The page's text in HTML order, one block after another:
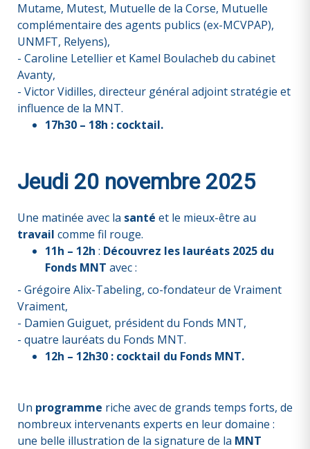
Mutame, Mutest, Mutuelle de la Corse, Mutuelle
complémentaire des agents publics (ex-MCVPAP),
UNMFT, Relyens),
- Caroline Letellier et Kamel Boulacheb du cabinet
Avanty,
- Victor Vidilles, directeur général adjoint stratégie et
influence de la MNT.
17h30 – 18h : cocktail.
Jeudi 20 novembre 2025
Une matinée avec la santé et le mieux-être au
travail comme fil rouge.
11h – 12h : Découvrez les lauréats 2025 du
Fonds MNT avec :
- Grégoire Alix-Tabeling, co-fondateur de Vraiment
Vraiment,
- Damien Guiguet, président du Fonds MNT,
- quatre lauréats du Fonds MNT.
12h – 12h30 : cocktail du Fonds MNT.
Un programme riche avec de grands temps forts, de
nombreux intervenants experts en leur domaine :
une belle illustration de la signature de la MNT